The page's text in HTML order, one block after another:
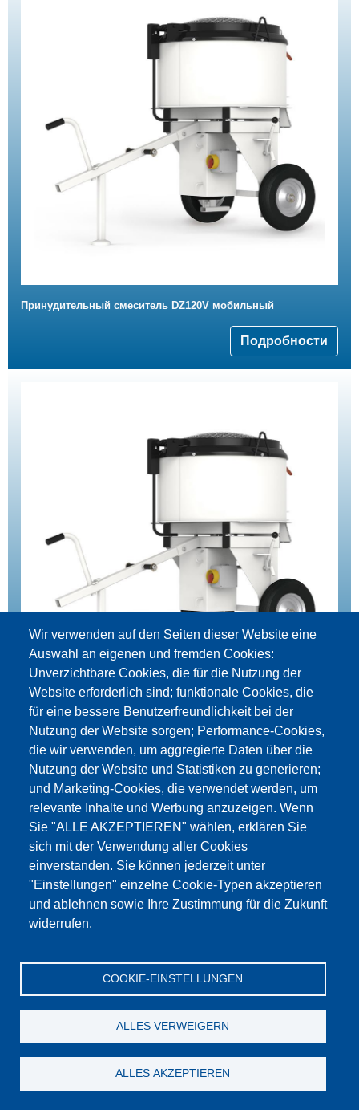
Принудительный смеситель DZ120V мобильный
Подробности
Подробности
Wir verwenden auf den Seiten dieser Website eine
Auswahl an eigenen und fremden Cookies:
Unverzichtbare Cookies, die für die Nutzung der
Website erforderlich sind; funktionale Cookies, die
für eine bessere Benutzerfreundlichkeit bei der
Nutzung der Website sorgen; Performance-Cookies,
die wir verwenden, um aggregierte Daten über die
Nutzung der Website und Statistiken zu generieren;
und Marketing-Cookies, die verwendet werden, um
relevante Inhalte und Werbung anzuzeigen. Wenn
Sie "ALLE AKZEPTIEREN" wählen, erklären Sie
sich mit der Verwendung aller Cookies
einverstanden. Sie können jederzeit unter
"Einstellungen" einzelne Cookie-Typen akzeptieren
und ablehnen sowie Ihre Zustimmung für die Zukunft
widerrufen.
COOKIE-EINSTELLUNGEN
ALLES VERWEIGERN
ALLES AKZEPTIEREN